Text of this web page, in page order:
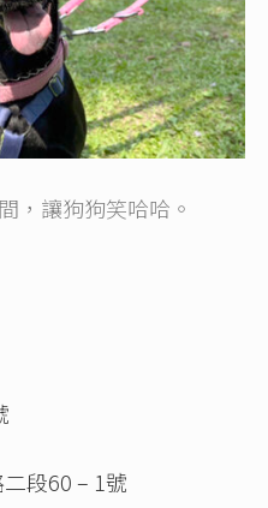
，讓狗狗笑哈哈。
段60 – 1號